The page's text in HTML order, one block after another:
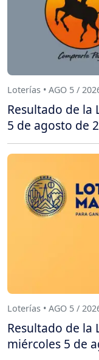
Loterías • AGO 5 /
Resultado de la
5 de agosto de
Loterías • AGO 5 /
Resultado de la
miércoles 5 de